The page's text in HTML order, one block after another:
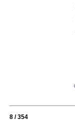
8 / 354